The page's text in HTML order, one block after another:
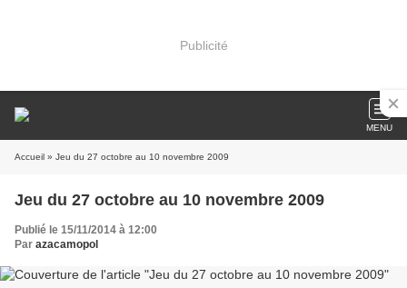
Publicité
MENU
Accueil » Jeu du 27 octobre au 10 novembre 2009
Jeu du 27 octobre au 10 novembre 2009
Publié le 15/11/2014 à 12:00
Par azacamopol